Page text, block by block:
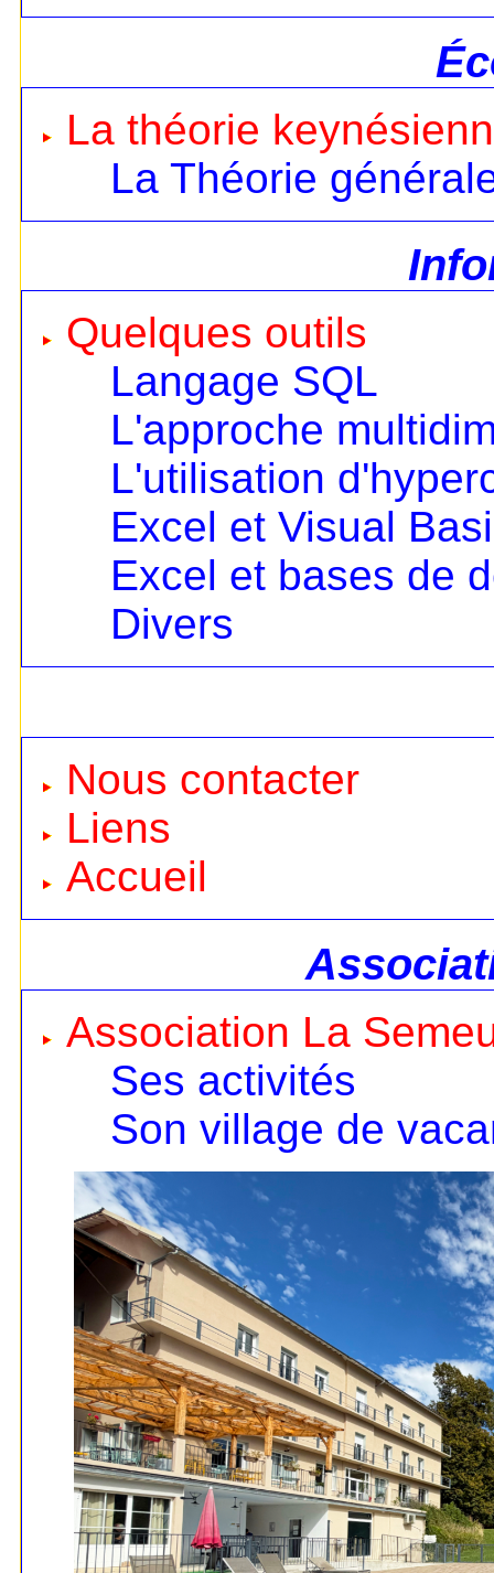
La théorie
La Théorie
Quelques outils
Langage SQL
L'approche
L'utilisation
Excel et Visual
Excel et bases de
Divers
Nous contacter
Liens
Accueil
Association La
Ses activités
Son village de